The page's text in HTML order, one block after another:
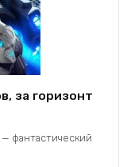
за горизонт
фантастический